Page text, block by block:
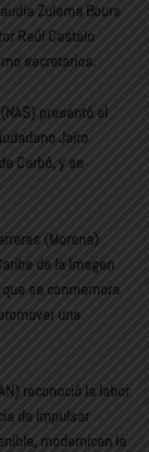
Zulema Bours
Raúl Castelo
secretarios.
presentó el
Jairo
Carbó, y se
(Morena)
de la Imagen
se conmemora
una
reconoció la labor
de impulsar
modernicen la